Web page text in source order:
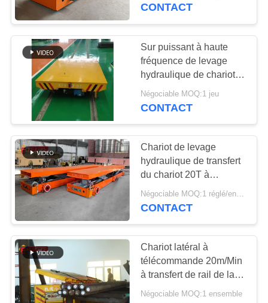
Chariot électrique
de transfert
119
Chariots matériels
de transfert
41
CONTACT
Sur puissant à haute
fréquence de levage
hydraulique de chariot
de transfert de rail pour
l'atelier
Négociable MOQ:1 jeu
CONTACT
Chariot de levage
hydraulique de transfert
du chariot 20T à
transport pour l'atelier
Négociable MOQ:1 réglé/ensembles
CONTACT
Chariot latéral à
télécommande 20m/Min
à transfert de rail de la
décharge 5t
Négociable MOQ:1 ensemble